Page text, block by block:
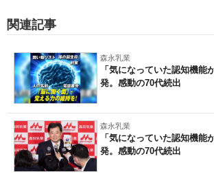
関連記事
森永乳業
「気になっていた認知機
発。感動の70代続出
森永乳業
「気になっていた認知機
発。感動の70代続出